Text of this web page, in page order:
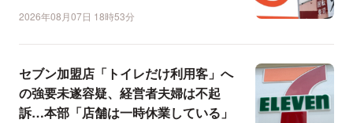
2026年08月07日 18時53分
セブン加盟店「トイレだけ利用客」へ
の強要未遂容疑、経営者夫婦は不起
訴…本部「店舗は一時休業している」